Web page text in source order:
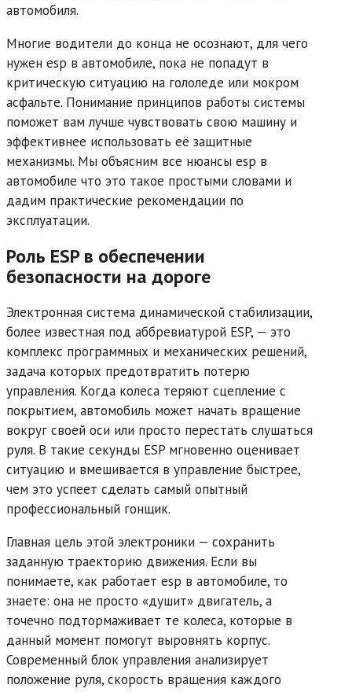
автомобиля.
Многие водители до конца не осознают, для чего
нужен esp в автомобиле, пока не попадут в
критическую ситуацию на гололеде или мокром
асфальте. Понимание принципов работы системы
поможет вам лучше чувствовать свою машину и
эффективнее использовать её защитные
механизмы. Мы объясним все нюансы esp в
автомобиле что это такое простыми словами и
дадим практические рекомендации по
эксплуатации.
Роль ESP в обеспечении
безопасности на дороге
Электронная система динамической стабилизации,
более известная под аббревиатурой ESP, — это
комплекс программных и механических решений,
задача которых предотвратить потерю
управления. Когда колеса теряют сцепление с
покрытием, автомобиль может начать вращение
вокруг своей оси или просто перестать слушаться
руля. В такие секунды ESP мгновенно оценивает
ситуацию и вмешивается в управление быстрее,
чем это успеет сделать самый опытный
профессиональный гонщик.
Главная цель этой электроники — сохранить
заданную траекторию движения. Если вы
понимаете, как работает esp в автомобиле, то
знаете: она не просто «душит» двигатель, а
точечно подтормаживает те колеса, которые в
данный момент помогут выровнять корпус.
Современный блок управления анализирует
положение руля, скорость вращения каждого